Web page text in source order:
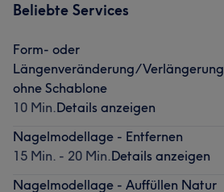
Beliebte Services
Form- oder
Längenveränderung/Verlängerung
ohne Schablone
10 Min.Details anzeigen
Nagelmodellage - Entfernen
15 Min. - 20 Min.Details anzeigen
Nagelmodellage - Auffüllen Natur